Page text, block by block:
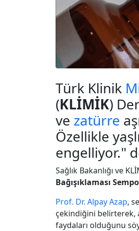
Türk Klinik
(KLİMİK)
ve zatürre
Özellikle
engelliyor."
Sağlık Bakanlığı ve
Bağışıklaması
Prof. Dr. Alpay Azap,
çekindiğini belirterek,
faydaları olduğunu